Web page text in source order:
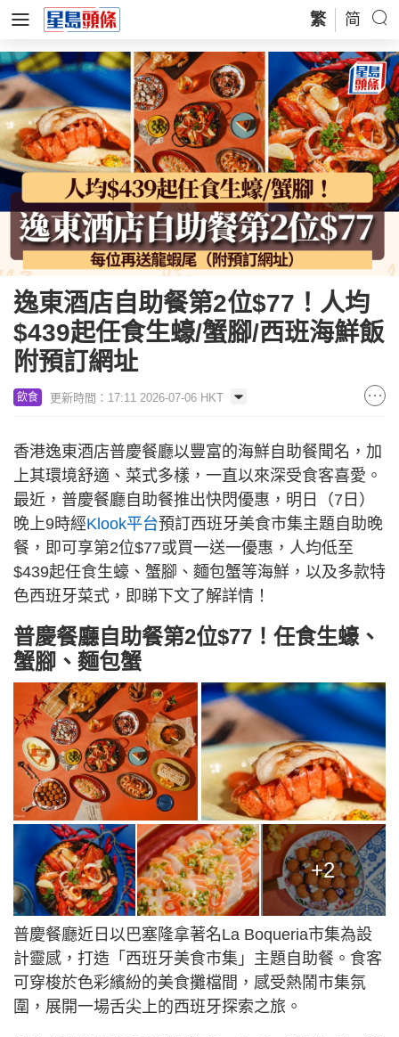
繁 简
逸東酒店自助餐第2位$77！人均
$439起任食生蠔/蟹腳/西班海鮮飯
附預訂網址
飲食 更新時間：17:11 2026-07-06 HKT
香港逸東酒店普慶餐廳以豐富的海鮮自助餐聞名，加
上其環境舒適、菜式多樣，一直以來深受食客喜愛。
最近，普慶餐廳自助餐推出快閃優惠，明日（7日）
晚上9時經Klook平台預訂西班牙美食市集主題自助晚
餐，即可享第2位$77或買一送一優惠，人均低至
$439起任食生蠔、蟹腳、麵包蟹等海鮮，以及多款特
色西班牙菜式，即睇下文了解詳情！
普慶餐廳自助餐第2位$77！任食生蠔、
蟹腳、麵包蟹
+2
普慶餐廳近日以巴塞隆拿著名La Boqueria市集為設
計靈感，打造「西班牙美食市集」主題自助餐。食客
可穿梭於色彩繽紛的美食攤檔間，感受熱鬧市集氛
圍，展開一場舌尖上的西班牙探索之旅。